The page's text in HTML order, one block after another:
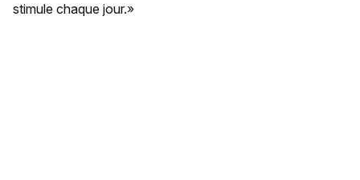
stimule chaque jour.»